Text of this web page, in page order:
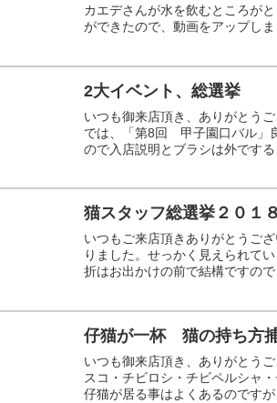
カエデさんが水を飲むところが
ができたので、動画をアップしま
2大イベント、総選挙
いつも御来店頂き、ありがとう
では、「第8回 甲子園口バル」
ので入店説明とブラシは外です
猫スタッフ総選挙２０１
いつもご来店頂きありがとうご
りました。せっかく見えられて
折はお出かけの前で結構ですの
仔猫が一杯 猫の持ち方
いつも御来店頂き、ありがとう
スコ・チビロシ・チビペルシャ
仔猫が居る事はよくあるのです